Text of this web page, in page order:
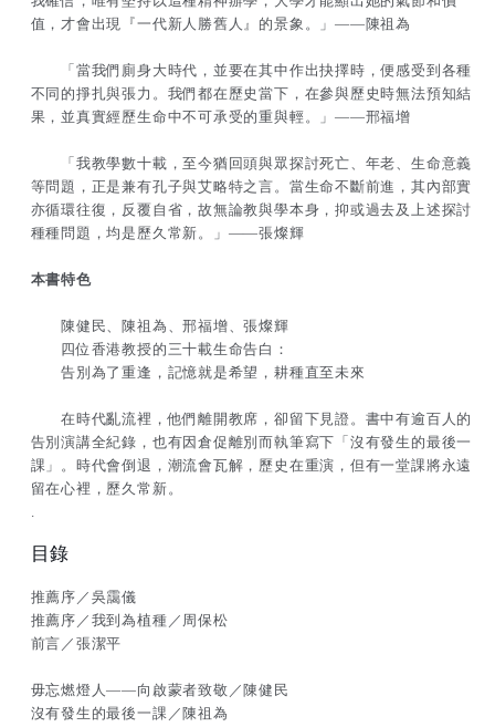
值，才會出現『一代新人勝舊人』的景象。」——陳祖為
「當我們廁身大時代，並要在其中作出抉擇時，便感受到各種
不同的掙扎與張力。我們都在歷史當下，在參與歷史時無法預知結
果，並真實經歷生命中不可承受的重與輕。」——邢福增
「我教學數十載，至今猶回頭與眾探討死亡、年老、生命意義
等問題，正是兼有孔子與艾略特之言。當生命不斷前進，其內部實
亦循環往復，反覆自省，故無論教與學本身，抑或過去及上述探討
種種問題，均是歷久常新。」——張燦輝
本書特色
陳健民、陳祖為、邢福增、張燦輝
四位香港教授的三十載生命告白：
告別為了重逢，記憶就是希望，耕種直至未來
在時代亂流裡，他們離開教席，卻留下見證。書中有逾百人的
告別演講全紀錄，也有因倉促離別而執筆寫下「沒有發生的最後一
課」。時代會倒退，潮流會瓦解，歷史在重演，但有一堂課將永遠
留在心裡，歷久常新。
.
目錄
推薦序／吳靄儀
推薦序／我到為植種／周保松
前言／張潔平
毋忘燃燈人——向啟蒙者致敬／陳健民
沒有發生的最後一課／陳祖為